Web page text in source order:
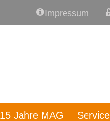
Impressum
15 Jahre MAG Service